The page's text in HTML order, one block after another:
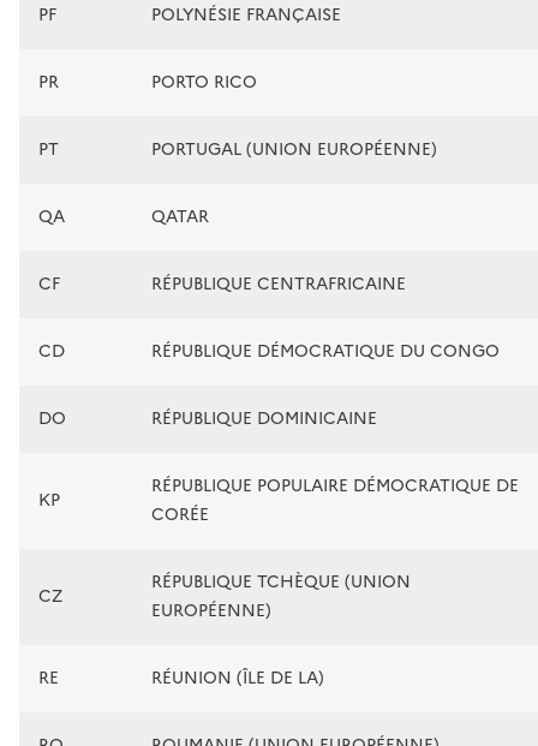
PF POLYNÉSIE FRANÇAISE
PR PORTO RICO
PT PORTUGAL (UNION EUROPÉENNE)
QA QATAR
CF RÉPUBLIQUE CENTRAFRICAINE
CD RÉPUBLIQUE DÉMOCRATIQUE DU CONGO
DO RÉPUBLIQUE DOMINICAINE
KP
RÉPUBLIQUE POPULAIRE DÉMOCRATIQUE DE
CORÉE
CZ
RÉPUBLIQUE TCHÈQUE (UNION
EUROPÉENNE)
RE RÉUNION (ÎLE DE LA)